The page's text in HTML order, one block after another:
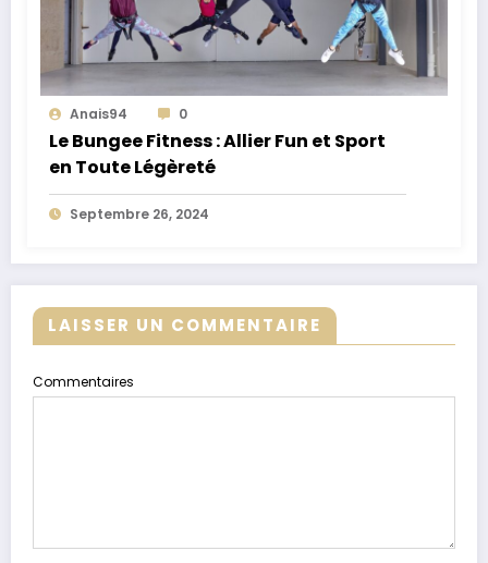
Anais94 0
Le Bungee Fitness : Allier Fun et Sport
en Toute Légèreté
Septembre 26, 2024
LAISSER UN COMMENTAIRE
Commentaires